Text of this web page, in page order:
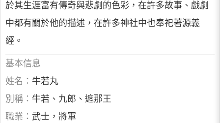
於其生涯富有傳奇與悲劇的色彩，在許多故事、戲劇
中都有關於他的描述，在許多神社中也奉祀著源義
經。
基本信息
姓名： 牛若丸
別稱： 牛若、九郎、遮那王
職業： 武士，將軍